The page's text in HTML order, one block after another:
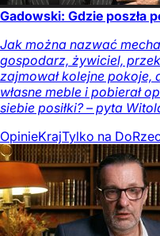
Gadowski: Gdzie poszła
Jak można nazwać
gospodarz, żywiciel,
zajmował kolejne pokoje,
własne meble i pobierał
siebie posiłki? – pyta
OpinieKrajTylko na